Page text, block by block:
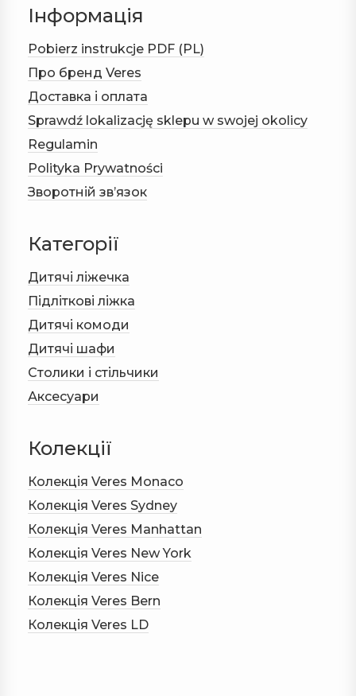
Інформація
Pobierz instrukcje PDF (PL)
Про бренд Veres
Доставка і оплата
Sprawdź lokalizację sklepu w swojej okolicy
Regulamin
Polityka Prywatności
Зворотній зв’язок
Категорії
Дитячі ліжечка
Підліткові ліжка
Дитячі комоди
Дитячі шафи
Cтолики і стільчики
Аксесуари
Колекції
Колекція Veres Monaco
Колекція Veres Sydney
Колекція Veres Manhattan
Колекція Veres New York
Колекція Veres Nice
Колекція Veres Bern
Колекція Veres LD